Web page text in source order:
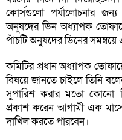
কোর্সগুলো পর্যালোচনার
অনুষদের ডিন অধ্যাপক
পাঁচটি অনুষদের ডিনের
কমিটির প্রধান অধ্যাপক
বিষয়ে জানতে চাইলে তিনি
সুপারিশ করার মতো কোনো
প্রকাশ করেন আগামী এক
দাখিল করতে পারবেন।